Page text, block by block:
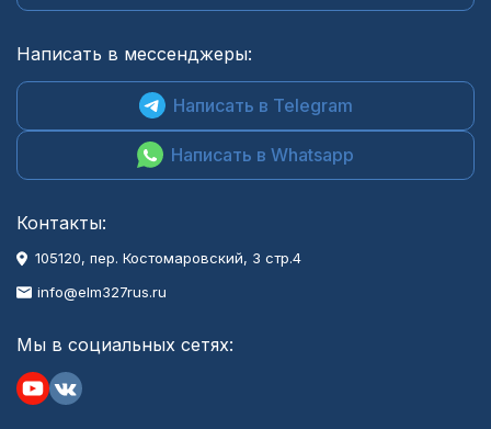
Написать в мессенджеры:
Написать в Telegram
Написать в Whatsapp
Контакты:
105120, пер. Костомаровский, 3 стр.4
info@elm327rus.ru
Мы в социальных сетях: